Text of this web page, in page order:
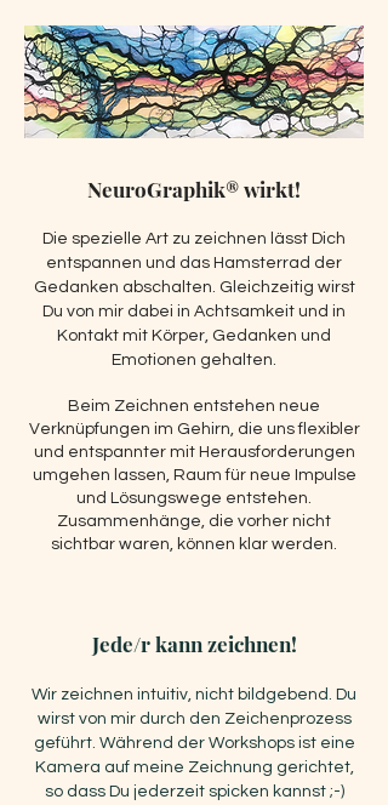
NeuroGraphik® wirkt!
Die spezielle Art zu zeichnen lässt Dich
entspannen und das Hamsterrad der
Gedanken abschalten. Gleichzeitig wirst
Du von mir dabei in Achtsamkeit und in
Kontakt mit Körper, Gedanken und
Emotionen gehalten.
Beim Zeichnen entstehen neue
Verknüpfungen im Gehirn, die uns flexibler
und entspannter mit Herausforderungen
umgehen lassen, Raum für neue Impulse
und Lösungswege entstehen.
Zusammenhänge, die vorher nicht
sichtbar waren, können klar werden.
Jede/r kann zeichnen!
Wir zeichnen intuitiv, nicht bildgebend. Du
wirst von mir durch den Zeichenprozess
geführt. Während der Workshops ist eine
Kamera auf meine Zeichnung gerichtet,
so dass Du jederzeit spicken kannst ;-)